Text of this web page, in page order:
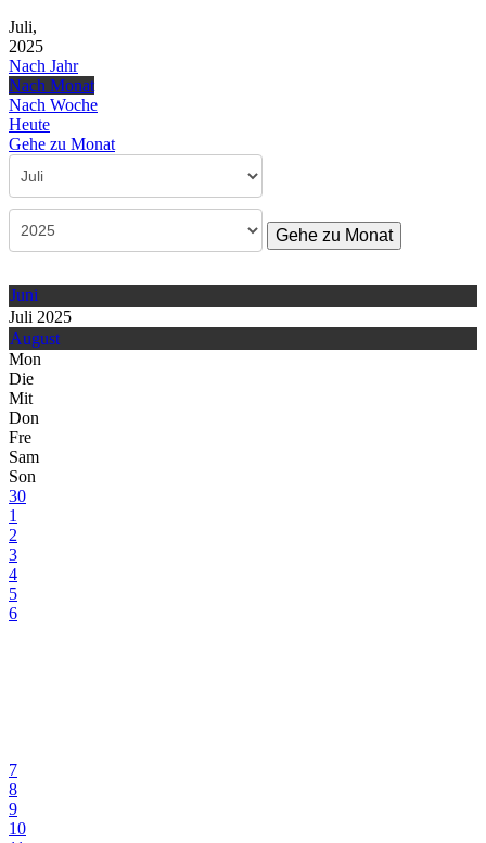
Juli,
2025
Nach Jahr
Nach Monat
Nach Woche
Heute
Gehe zu Monat
Gehe zu Monat
Juni
Juli 2025
August
Mon
Die
Mit
Don
Fre
Sam
Son
30
1
2
3
4
5
6
7
8
9
10